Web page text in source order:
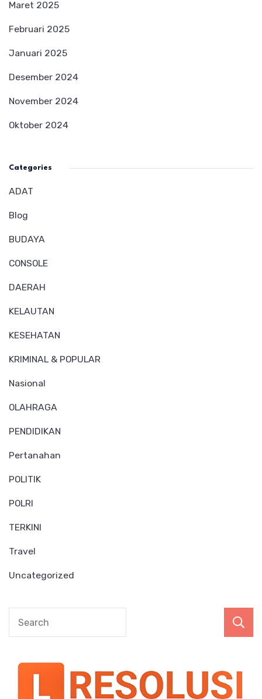
Maret 2025
Februari 2025
Januari 2025
Desember 2024
November 2024
Oktober 2024
Categories
ADAT
Blog
BUDAYA
CONSOLE
DAERAH
KELAUTAN
KESEHATAN
KRIMINAL & POPULAR
Nasional
OLAHRAGA
PENDIDIKAN
Pertanahan
POLITIK
POLRI
TERKINI
Travel
Uncategorized